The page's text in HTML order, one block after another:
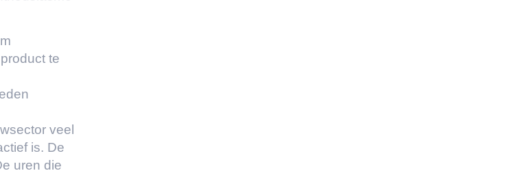
te
veel
is. De
uren die